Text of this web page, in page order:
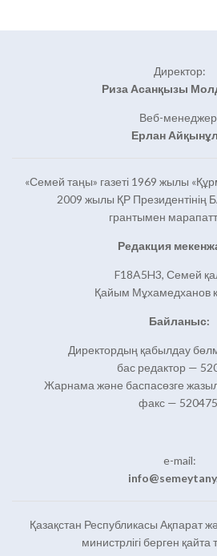
Директор:
Риза Асанқызы
Веб-
Ерлан
«Семей таңы» газеті 1969 жылы
2009 жылы ҚР Президентінің
грантымен
Редакция
F18A5H3, Семей
Қайым Мұхамедханов
Байланыс:
Директордың қабылдау
бас редактор —
Жарнама және баспасөзге
факс —
e-mail:
Қазақстан Республикасы Ақпарат
министрлігі берген қайта